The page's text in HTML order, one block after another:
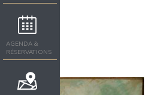
AGENDA &
RÉSERVATIONS